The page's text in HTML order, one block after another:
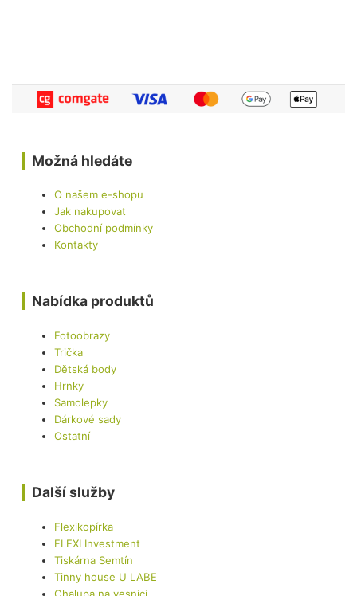
Možná hledáte
O našem e-shopu
Jak nakupovat
Obchodní podmínky
Kontakty
Nabídka produktů
Fotoobrazy
Trička
Dětská body
Hrnky
Samolepky
Dárkové sady
Ostatní
Další služby
Flexikopírka
FLEXI Investment
Tiskárna Semtín
Tinny house U LABE